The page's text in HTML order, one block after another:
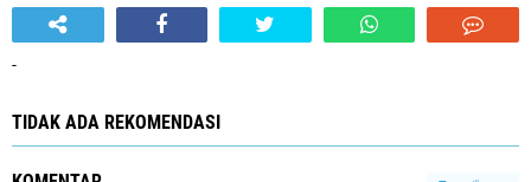
-
TIDAK ADA REKOMENDASI